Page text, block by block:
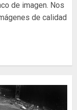
de imagen. Nos
de calidad